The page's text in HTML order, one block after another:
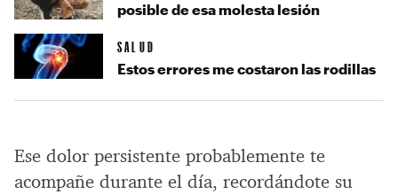
Ese dolor persistente probablemente te
acompañe durante el día, recordándote su
posible de esa molesta lesión
SALUD
Estos errores me costaron las rodillas